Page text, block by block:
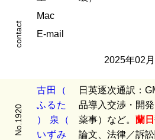
Mac
contact E-mail
2025年02
No.1920
古田
（
ふ る た
）
泉
（
いずみ
日英逐次通訳：
品導入交渉・開
薬事）など。 蘭日
論文、法律／訴